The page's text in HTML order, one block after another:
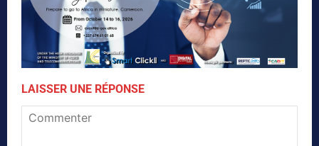
LAISSER UNE RÉPONSE